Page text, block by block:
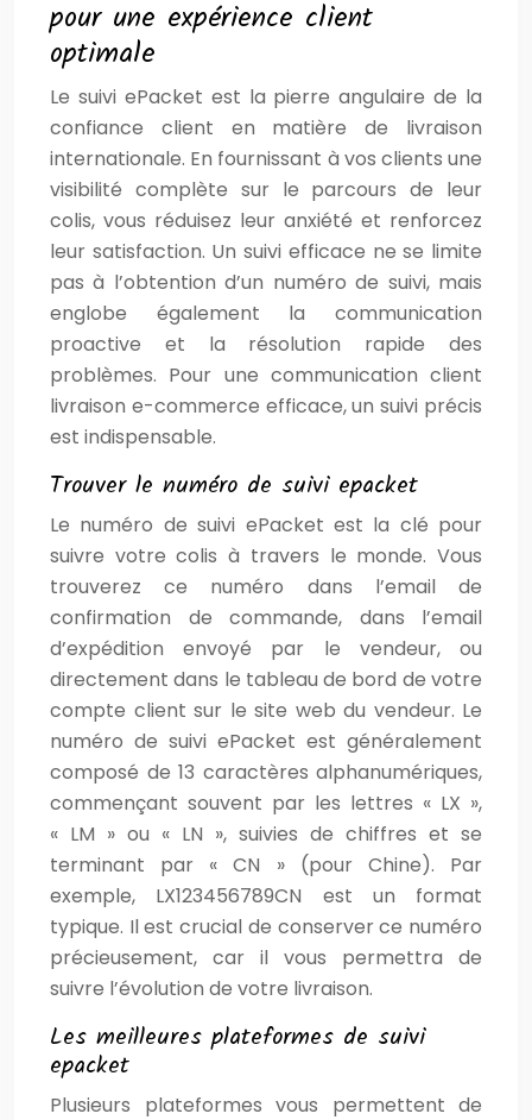
pour une expérience client
optimale
Le suivi ePacket est la pierre angulaire de la
confiance client en matière de livraison
internationale. En fournissant à vos clients une
visibilité complète sur le parcours de leur
colis, vous réduisez leur anxiété et renforcez
leur satisfaction. Un suivi efficace ne se limite
pas à l’obtention d’un numéro de suivi, mais
englobe également la communication
proactive et la résolution rapide des
problèmes. Pour une communication client
livraison e-commerce efficace, un suivi précis
est indispensable.
Trouver le numéro de suivi epacket
Le numéro de suivi ePacket est la clé pour
suivre votre colis à travers le monde. Vous
trouverez ce numéro dans l’email de
confirmation de commande, dans l’email
d’expédition envoyé par le vendeur, ou
directement dans le tableau de bord de votre
compte client sur le site web du vendeur. Le
numéro de suivi ePacket est généralement
composé de 13 caractères alphanumériques,
commençant souvent par les lettres « LX »,
« LM » ou « LN », suivies de chiffres et se
terminant par « CN » (pour Chine). Par
exemple, LX123456789CN est un format
typique. Il est crucial de conserver ce numéro
précieusement, car il vous permettra de
suivre l’évolution de votre livraison.
Les meilleures plateformes de suivi
epacket
Plusieurs plateformes vous permettent de